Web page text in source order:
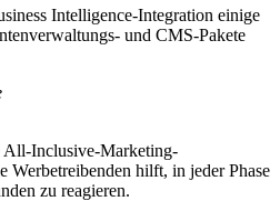
Intelligence-Integration einige
und CMS-Pakete
All-Inclusive-Marketing-
Werbetreibenden hilft, in jeder Phase
zu reagieren.